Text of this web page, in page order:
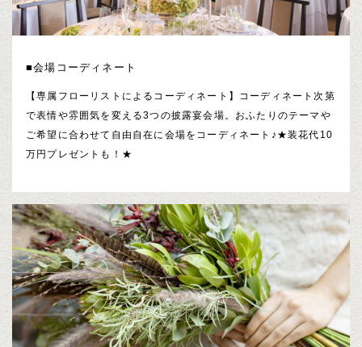
■会場コーディネート
【専属フローリストによるコーディネート】コーディネート次第
で表情や雰囲気を変える3つの披露宴会場。おふたりのテーマや
ご希望に合わせて自由自在に会場をコーディネート♪★装花代10
万円プレゼントも！★